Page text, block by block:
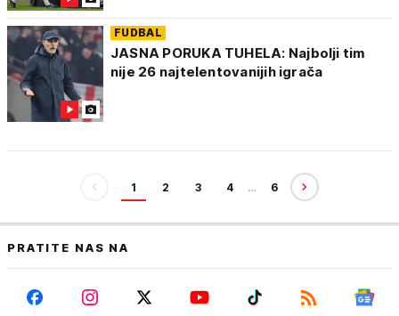
FUDBAL
JASNA PORUKA TUHELA: Najbolji tim
nije 26 najtelentovanijih igrača
1 2 3 4 … 6
PRATITE NAS NA